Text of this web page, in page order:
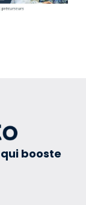
qui booste